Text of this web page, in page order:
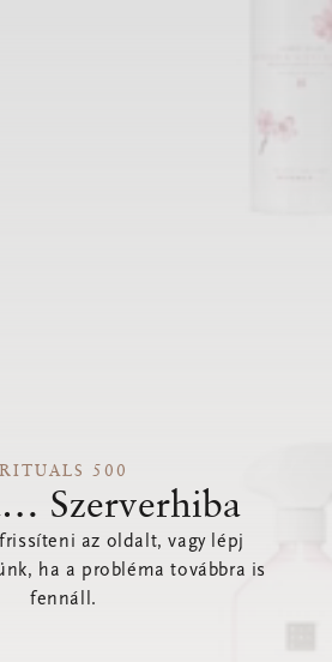
RITUALS 500
Szerverhiba
az oldalt, vagy lépj
ha a probléma továbbra is
fennáll.